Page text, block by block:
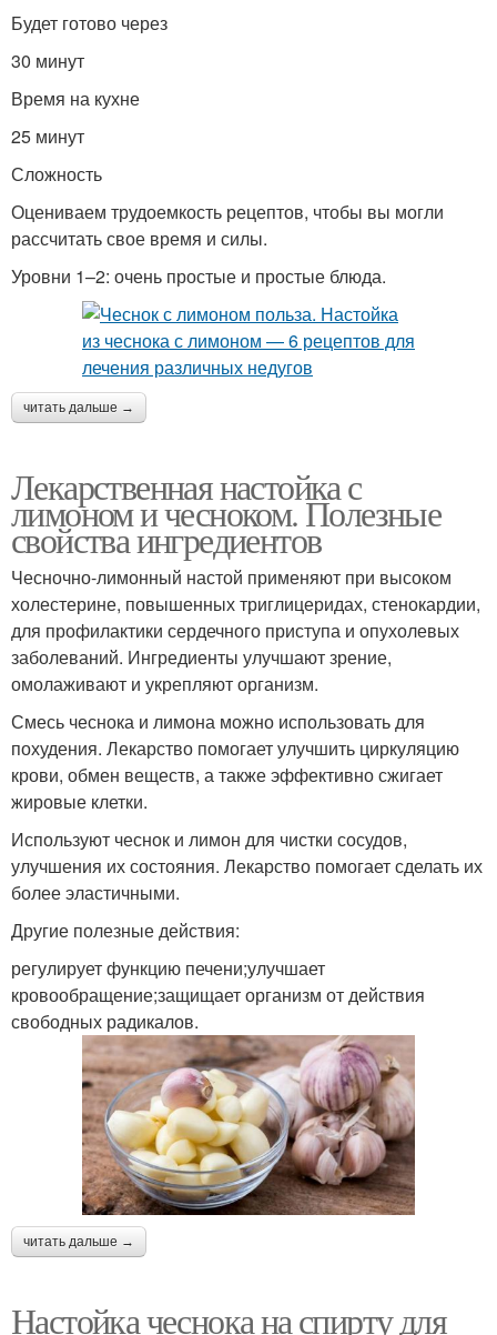
Будет готово через
30 минут
Время на кухне
25 минут
Сложность
Оцениваем трудоемкость рецептов, чтобы вы могли
рассчитать свое время и силы.
Уровни 1–2: очень простые и простые блюда.
читать дальше →
Лекарственная настойка с
лимоном и чесноком. Полезные
свойства ингредиентов
Чесночно-лимонный настой применяют при высоком
холестерине, повышенных триглицеридах, стенокардии,
для профилактики сердечного приступа и опухолевых
заболеваний. Ингредиенты улучшают зрение,
омолаживают и укрепляют организм.
Смесь чеснока и лимона можно использовать для
похудения. Лекарство помогает улучшить циркуляцию
крови, обмен веществ, а также эффективно сжигает
жировые клетки.
Используют чеснок и лимон для чистки сосудов,
улучшения их состояния. Лекарство помогает сделать их
более эластичными.
Другие полезные действия:
регулирует функцию печени;улучшает
кровообращение;защищает организм от действия
свободных радикалов.
читать дальше →
Настойка чеснока на спирту для